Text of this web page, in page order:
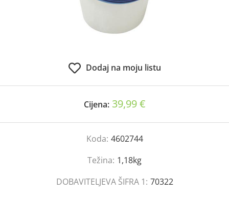
Dodaj na moju listu
Cijena: 39,99 €
Koda: 4602744
Težina: 1,18kg
DOBAVITELJEVA ŠIFRA 1: 70322